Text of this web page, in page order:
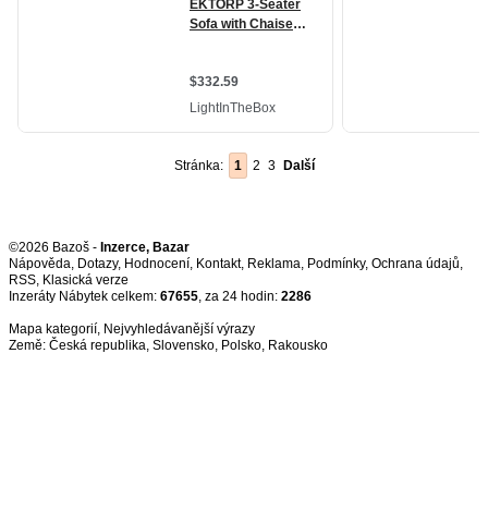
Stránka: 1 2 3 Další
©2026 Bazoš - Inzerce, Bazar
Nápověda, Dotazy, Hodnocení, Kontakt, Reklama, Podmínky, Ochrana údajů,
RSS,
Inzeráty Nábytek celkem: 67655, za 24 hodin: 2286
Mapa kategorií, Nejvyhledávanější výrazy
Země: Česká republika, Slovensko, Polsko, Rakousko